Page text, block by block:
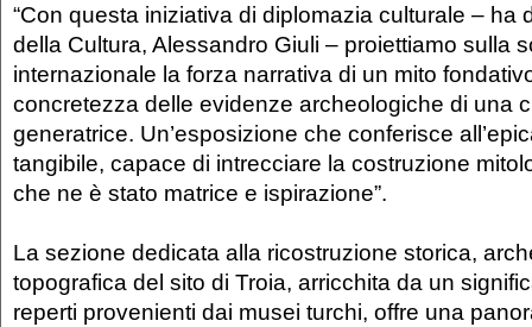
“Con questa iniziativa di diplomazia culturale – ha
della Cultura, Alessandro Giuli – proiettiamo sulla
internazionale la forza narrativa di un mito
concretezza delle evidenze archeologiche di una
generatrice. Un’esposizione che conferisce
tangibile, capace di intrecciare la costruzione
che ne è stato matrice e ispirazione”.
La sezione dedicata alla ricostruzione storica,
topografica del sito di Troia, arricchita da un
reperti provenienti dai musei turchi, offre una